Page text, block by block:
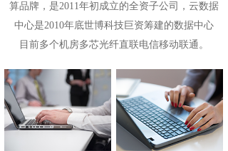
算品牌，是2011年初成立的全资子公司， 云数据
中心是2010年底世博科技巨资筹建的数据中心
目前多个机房多芯光纤直联电信移动联通。